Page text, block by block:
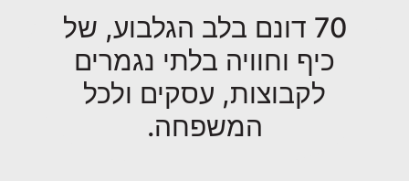
70 דונם בלב הגלבוע, של
כיף וחוויה בלתי נגמרים
לקבוצות, עסקים ולכל
המשפחה.